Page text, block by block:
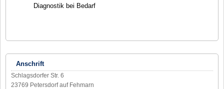
Diagnostik bei Bedarf
Anschrift
Schlagsdorfer Str. 6
23769 Petersdorf auf Fehmarn